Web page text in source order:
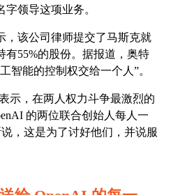
领导这项业务。
，该公司律师提交了马斯克就
有55%的股份。据报道，奥特
智能的控制权交给一个人”。
示，在两人权力斗争最激烈的
的两位联合创始人每人一
，这是为了讨好他们，并说服